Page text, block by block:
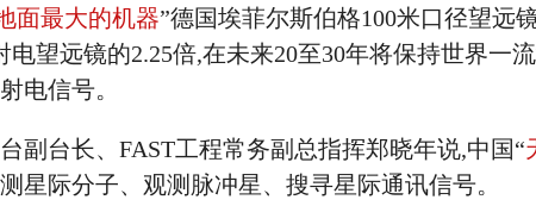
面最大的机器”德国埃菲尔斯伯格100米口径望远
电望远镜的2.25倍,在未来20至30年将保持世界一
电信号。
副台长、FAST工程常务副总指挥郑晓年说,中国“
星际分子、观测脉冲星、搜寻星际通讯信号。